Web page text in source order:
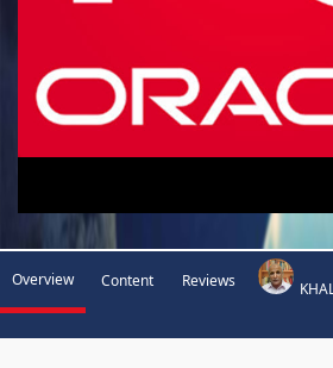
Overview Content Reviews